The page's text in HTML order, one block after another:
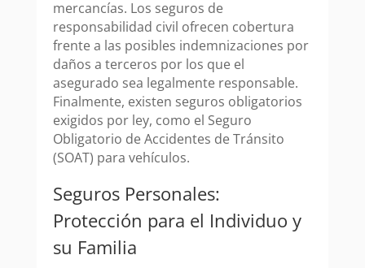
mercancías. Los seguros de
responsabilidad civil ofrecen cobertura
frente a las posibles indemnizaciones por
daños a terceros por los que el
asegurado sea legalmente responsable.
Finalmente, existen seguros obligatorios
exigidos por ley, como el Seguro
Obligatorio de Accidentes de Tránsito
(SOAT) para vehículos.
Seguros Personales:
Protección para el Individuo y
su Familia